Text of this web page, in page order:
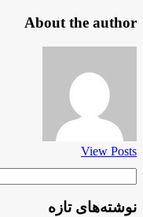
About the author
View Posts
نوشته‌های تازه